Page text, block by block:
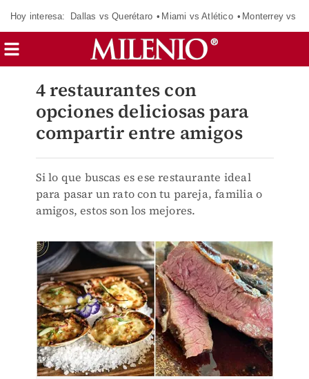
Hoy interesa: Dallas vs Querétaro Miami vs Atlético Monterrey vs
4 restaurantes con
opciones deliciosas para
compartir entre amigos
Si lo que buscas es ese restaurante ideal
para pasar un rato con tu pareja, familia o
amigos, estos son los mejores.